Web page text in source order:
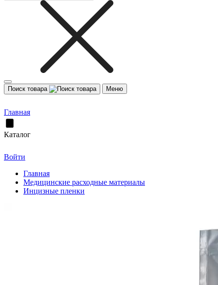
Поиск товара Меню
Главная
Каталог
Войти
Главная
Медицинские расходные материалы
Инцизные пленки